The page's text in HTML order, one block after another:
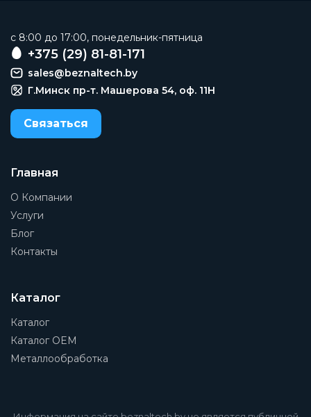
Максимальное рабочее давление
14 бар
Тип конструкции
Материал корпуса
Тип резьбы
Монтажный шаг
Присоединение 1
Присоединение 2
Присоединение 3
c 8:00 до 17:00, понедельник-пятница
+375 (29) 81-81-171
sales@beznaltech.by
Г.Минск пр-т. Машерова 54, оф. 11H
Связаться
Главная
О Компании
Услуги
Блог
Контакты
Каталог
Каталог
Каталог OEM
Металлообработка